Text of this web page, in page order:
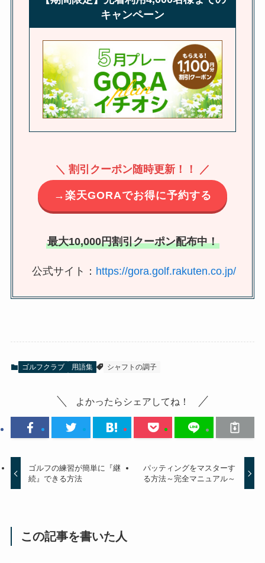
キャンペーン
＼ 割引クーポン随時更新！！ ／
→楽天GORAでお得に予約する
最大10,000円割引クーポン配布中！
公式サイト： https://gora.golf.rakuten.co.jp/
ゴルフクラブ 用語集 シャフトの調子
よかったらシェアしてね！
ゴルフの練習が簡単に『継
続』できる方法
パッティングをマスターす
る方法～完全マニュアル～
この記事を書いた人